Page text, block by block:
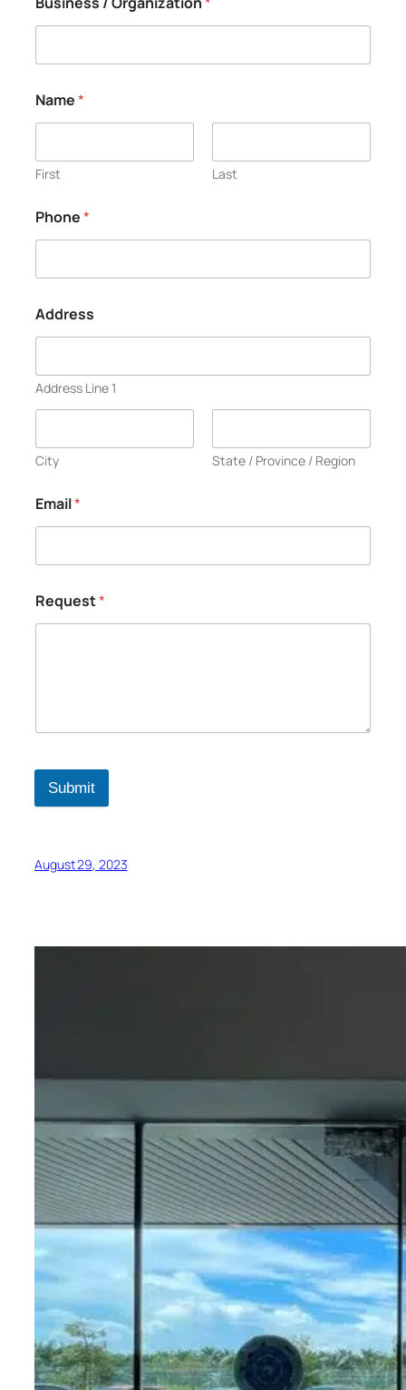
Name*
First Last
Phone*
Address
Address Line 1
City State / Province / Region
Email*
Request*
Submit
August 29, 2023